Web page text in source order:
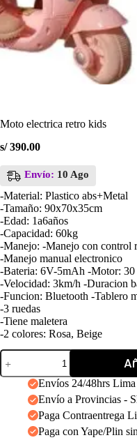
Moto electrica retro kids
s/390.00
Envío: 10 Ago
-Material: Plastico abs+Metal
-Tamaño: 90x70x35cm
-Edad: 1a6años
-Capacidad: 60kg
-Manejo: -Manejo con control
-Manejo manual electronico
-Bateria: 6V-5mAh -Motor: 30
-Velocidad: 3km/h -Duracion
-Funcion: Bluetooth -Tablero
-3 ruedas
-Tiene maletera
-2 colores: Rosa, Beige
Moto
electrica
retro
cantidad
Envíos 24/48hrs
Envío a Provincias -
Paga Contraentrega
Paga con Yape/Plin